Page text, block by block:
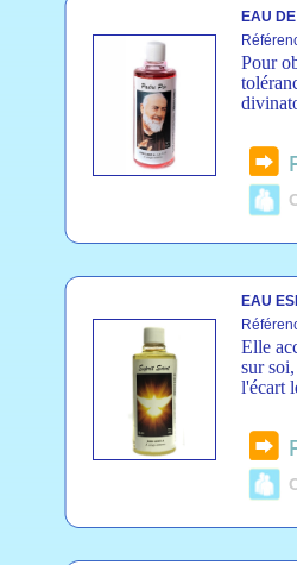
EAU
Pour
EAU
Elle
sur
l'écart